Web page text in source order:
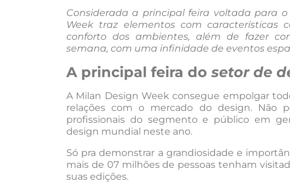
Considerada a principal feira voltada para
Week traz elementos com características
conforto dos ambientes, além de fazer
semana, com uma infinidade de eventos
A principal feira do setor de
A Milan Design Week consegue empolgar
relações com o mercado do design. Não
profissionais do segmento e público em
design mundial neste ano.
Só pra demonstrar a grandiosidade e
mais de 07 milhões de pessoas tenham
suas edições.